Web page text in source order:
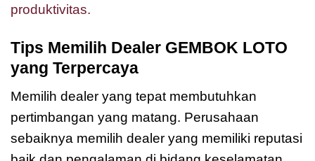
produktivitas.
Tips Memilih Dealer GEMBOK LOTO
yang Terpercaya
Memilih dealer yang tepat membutuhkan
pertimbangan yang matang. Perusahaan
sebaiknya memilih dealer yang memiliki reputasi